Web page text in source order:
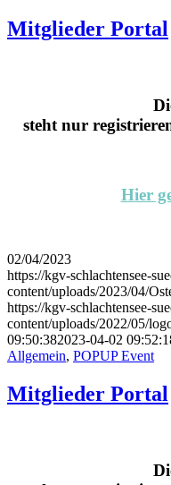
Mitglieder Portal
steht nur
Hier
02/04/2023
https://kgv-schlachtensee-
content/uploads/2023/04/
https://kgv-schlachtensee-
content/uploads/2022/05/
09:50:382023-04-02
Allgemein, POPUP Event
Mitglieder Portal